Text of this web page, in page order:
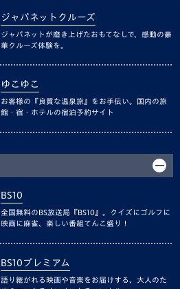
ジャパネットクルーズ
ジャパネットが磨き上げたおもてなしで、感動の豪
華クルーズ体験を。
ゆこゆこ
お客様の『良質な温泉旅』をお手伝い。国内の旅
館・宿・ホテルの宿泊予約サイト
BS10
全国無料のBS放送局『BS10』。クイズにゴルフに
映画に麻雀、楽しい番組てんこ盛り！
BS10プレミアム
語り継がれる映画や音楽をお届けする、大人のた